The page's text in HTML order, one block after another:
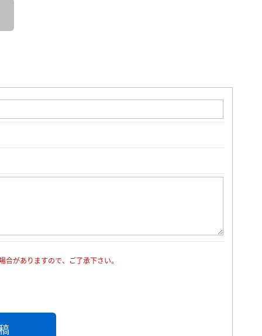
がありますので、ご了承下さい。